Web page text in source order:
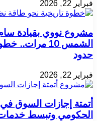
فبراير 22, 2026
مشروع نووي بقيادة
الشمس 10
حدود
فبراير 22, 2026
أتمتة إجازات السوق
الحكومي وتبسط